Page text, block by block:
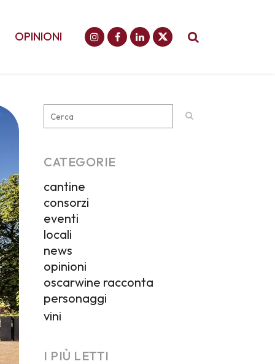
OPINIONI
CATEGORIE
cantine
consorzi
eventi
locali
news
opinioni
oscarwine racconta
personaggi
vini
I PIÙ LETTI